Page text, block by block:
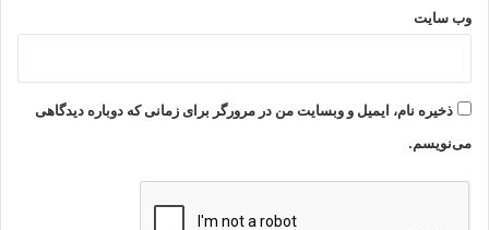
وب‌ سایت
ذخیره نام، ایمیل و وبسایت من در مرورگر برای زمانی که دوباره دیدگاهی
می‌نویسم.